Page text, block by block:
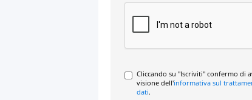
Cliccando su "Iscriviti" confermo di
visione dell'informativa sul
dati.